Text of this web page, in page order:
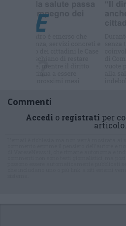
Commenti
Accedi o registrati per
articolo.